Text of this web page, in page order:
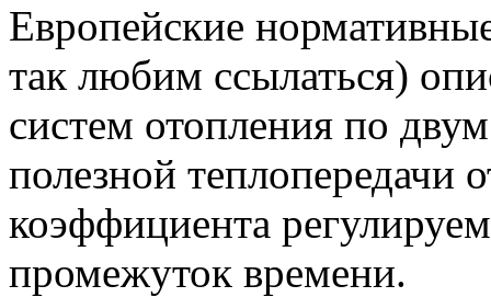
Европейские
так любим ссылаться)
систем отопления по
полезной теплопередачи
коэффициента
промежуток времени.